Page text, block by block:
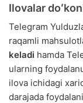
Ilovalar
Telegram
raqamli
keladi hamda
ularning
ilova ichidagi
darajada